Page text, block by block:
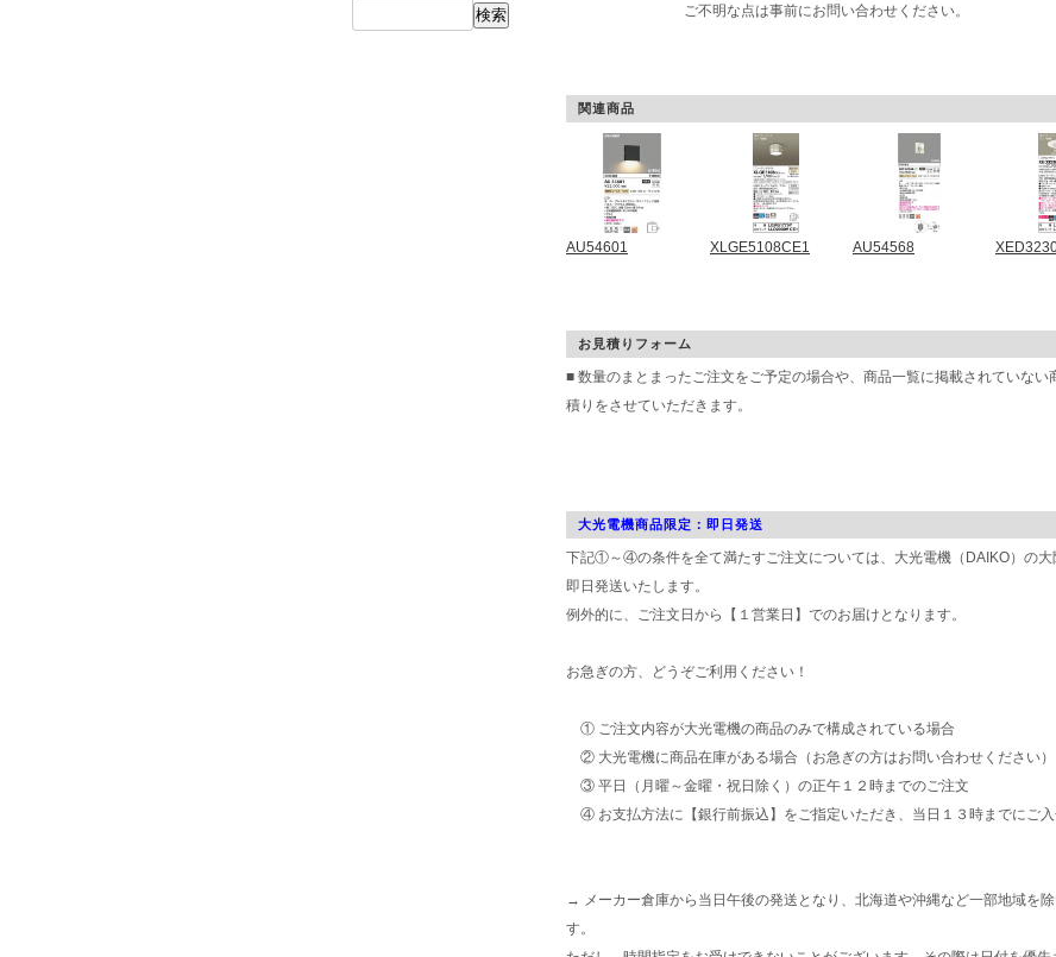
ご不明な点は事前にお問い合わせください。
関連商品
AU54601 XLGE5108CE1 AU54568
お見積りフォーム
■ 数量のまとまったご注文をご予定の場合や、商品一覧に掲載されていない
積りをさせていただきます。
大光電機商品限定：即日発送
下記①～④の条件を全て満たすご注文については、大光電機（DAIKO）の大
即日発送いたします。
例外的に、ご注文日から【１営業日】でのお届けとなります。
お急ぎの方、どうぞご利用ください！
① ご注文内容が大光電機の商品のみで構成されている場合
② 大光電機に商品在庫がある場合（お急ぎの方はお問い合わせください）
③ 平日（月曜～金曜・祝日除く）の正午１２時までのご注文
④ お支払方法に【銀行前振込】をご指定いただき、当日１３時までにご
→ メーカー倉庫から当日午後の発送となり、北海道や沖縄など一部地域を
す。